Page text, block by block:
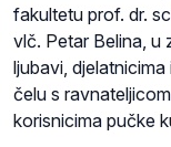
fakultetu prof. dr.
vlč. Petar Belina, u
ljubavi,
čelu s
korisnicima pučke